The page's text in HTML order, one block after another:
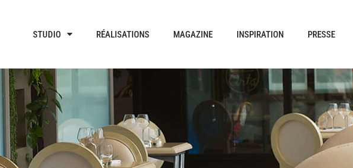
STUDIO RÉALISATIONS MAGAZINE INSPIRATION PRESSE